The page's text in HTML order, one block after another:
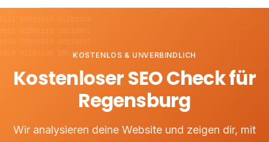
10011010 01101100
01001110 10110001
11010010 00110101
01101100 10110100KOSTENLOS & UNVERBINDLICH
Kostenloser SEO Check für
Regensburg
Wir analysieren deine Website und zeigen dir, mit